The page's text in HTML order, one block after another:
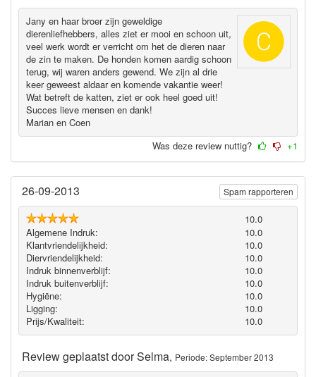
Jany en haar broer zijn geweldige
dierenliefhebbers, alles ziet er mooi en schoon uit,
veel werk wordt er verricht om het de dieren naar
de zin te maken. De honden komen aardig schoon
terug, wij waren anders gewend. We zijn al drie
keer geweest aldaar en komende vakantie weer!
Wat betreft de katten, ziet er ook heel goed uit!
Succes lieve mensen en dank!
Marian en Coen
Was deze review nuttig? +1
26-09-2013
10.0
Algemene Indruk:
10.0
Klantvriendelijkheid:
10.0
Diervriendelijkheid:
10.0
Indruk binnenverblijf:
10.0
Indruk buitenverblijf:
10.0
Hygiëne‎:
10.0
Ligging:
10.0
Prijs/Kwaliteit:
10.0
Review geplaatst doorSelma, Periode: September 2013
Spam rapporteren